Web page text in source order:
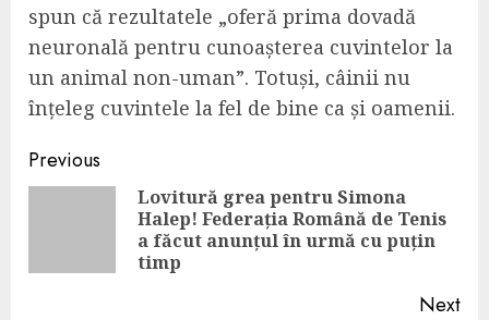
spun că rezultatele „oferă prima dovadă
neuronală pentru cunoașterea cuvintelor la
un animal non-uman”. Totuși, câinii nu
înțeleg cuvintele la fel de bine ca și oamenii.
Continue
Reading
Previous
Lovitură grea pentru Simona
Halep! Federația Română de Tenis
a făcut anunțul în urmă cu puțin
timp
Next